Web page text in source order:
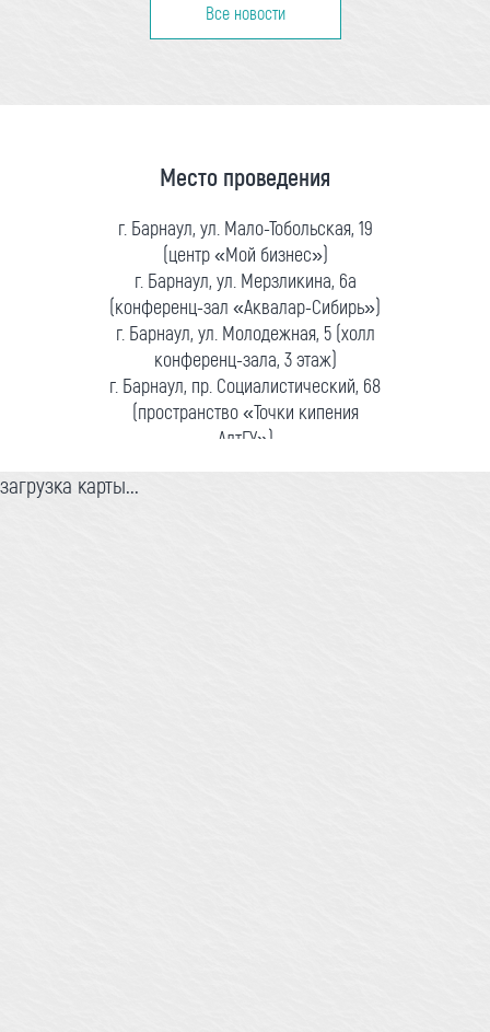
Все новости
Место проведения
г. Барнаул, ул. Мало-Тобольская, 19
(центр «Мой бизнес»)
г. Барнаул, ул. Мерзликина, 6а
(конференц-зал «Аквалар-Сибирь»)
г. Барнаул, ул. Молодежная, 5 (холл
конференц-зала, 3 этаж)
г. Барнаул, пр. Социалистический, 68
(пространство «Точки кипения
АлтГУ»)
загрузка карты...